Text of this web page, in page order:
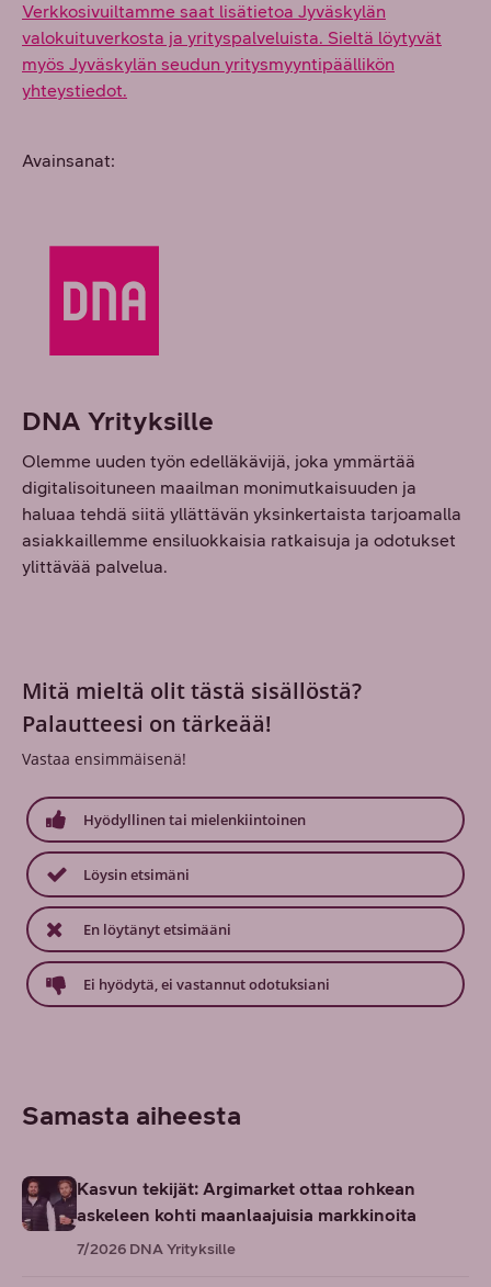
Verkkosivuiltamme saat lisätietoa Jyväskylän
valokuituverkosta ja yrityspalveluista. Sieltä löytyvät
myös Jyväskylän seudun yritysmyyntipäällikön
yhteystiedot.
Avainsanat:
DNA Yrityksille
Olemme uuden työn edelläkävijä, joka ymmärtää
digitalisoituneen maailman monimutkaisuuden ja
haluaa tehdä siitä yllättävän yksinkertaista tarjoamalla
asiakkaillemme ensiluokkaisia ratkaisuja ja odotukset
ylittävää palvelua.
Mitä mieltä olit tästä sisällöstä?
Palautteesi on tärkeää!
Vastaa ensimmäisenä!
Hyödyllinen tai mielenkiintoinen
Löysin etsimäni
En löytänyt etsimääni
Ei hyödytä, ei vastannut odotuksiani
Samasta aiheesta
Kasvun tekijät: Argimarket ottaa rohkean
askeleen kohti maanlaajuisia markkinoita
7/2026 DNA Yrityksille